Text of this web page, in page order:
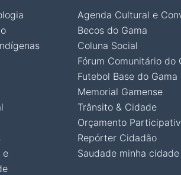
e
Agenda Cultural e
Becos do Gama
Coluna Social
Fórum Comunitário do
Futebol Base do Gama
Memorial Gamense
Trânsito & Cidade
Orçamento
Repórter Cidadão
Saudade minha cidade